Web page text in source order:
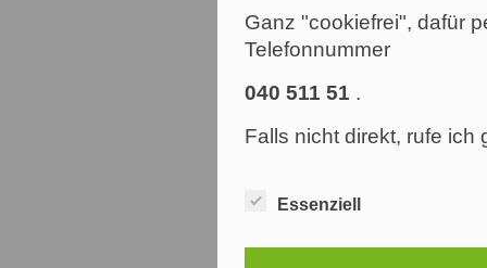
Ganz "cookiefrei", dafür
Telefonnummer
040 511 51 .
Falls nicht direkt, rufe ich
Essenziell